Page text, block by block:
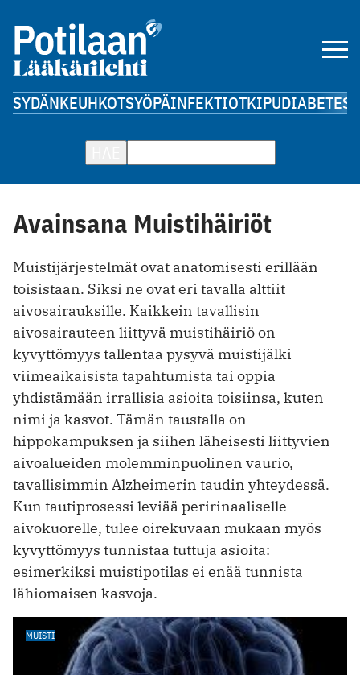
SYDÄNKEUHKOTSYÖPÄINFEKTIOTKIPUDIABETES
Avainsana Muistihäiriöt
Muistijärjestelmät ovat anatomisesti erillään
toisistaan. Siksi ne ovat eri tavalla alttiit
aivosairauksille. Kaikkein tavallisin
aivosairauteen liittyvä muistihäiriö on
kyvyttömyys tallentaa pysyvä muistijälki
viimeaikaisista tapahtumista tai oppia
yhdistämään irrallisia asioita toisiinsa, kuten
nimi ja kasvot. Tämän taustalla on
hippokampuksen ja siihen läheisesti liittyvien
aivoalueiden molemminpuolinen vaurio,
tavallisimmin Alzheimerin taudin yhteydessä.
Kun tautiprosessi leviää peririnaaliselle
aivokuorelle, tulee oirekuvaan mukaan myös
kyvyttömyys tunnistaa tuttuja asioita:
esimerkiksi muistipotilas ei enää tunnista
lähiomaisen kasvoja.
MUISTI